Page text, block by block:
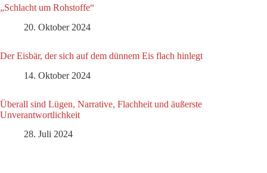
„Schlacht um Rohstoffe“
20. Oktober 2024
Der Eisbär, der sich auf dem dünnem Eis flach hinlegt
14. Oktober 2024
Überall sind Lügen, Narrative, Flachheit und äußerste
Unverantwortlichkeit
28. Juli 2024